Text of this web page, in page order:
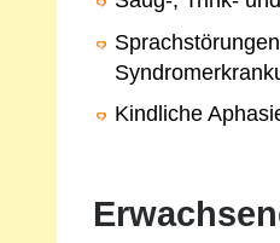
Kindliche